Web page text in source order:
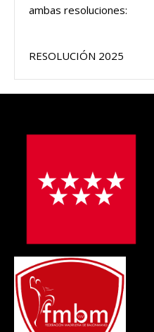
ambas resoluciones:
RESOLUCIÓN 2025